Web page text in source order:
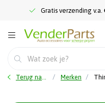
Gratis verzending
Terug naar home Merken